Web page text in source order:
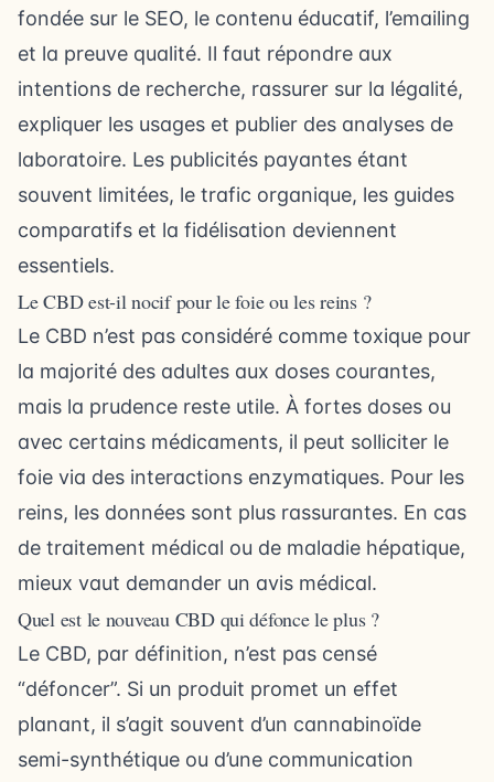
fondée sur le SEO, le contenu éducatif, l’emailing
et la preuve qualité. Il faut répondre aux
intentions de recherche, rassurer sur la légalité,
expliquer les usages et publier des analyses de
laboratoire. Les publicités payantes étant
souvent limitées, le trafic organique, les guides
comparatifs et la fidélisation deviennent
essentiels.
Le CBD est-il nocif pour le foie ou les reins ?
Le CBD n’est pas considéré comme toxique pour
la majorité des adultes aux doses courantes,
mais la prudence reste utile. À fortes doses ou
avec certains médicaments, il peut solliciter le
foie via des interactions enzymatiques. Pour les
reins, les données sont plus rassurantes. En cas
de traitement médical ou de maladie hépatique,
mieux vaut demander un avis médical.
Quel est le nouveau CBD qui défonce le plus ?
Le CBD, par définition, n’est pas censé
“défoncer”. Si un produit promet un effet
planant, il s’agit souvent d’un cannabinoïde
semi-synthétique ou d’une communication